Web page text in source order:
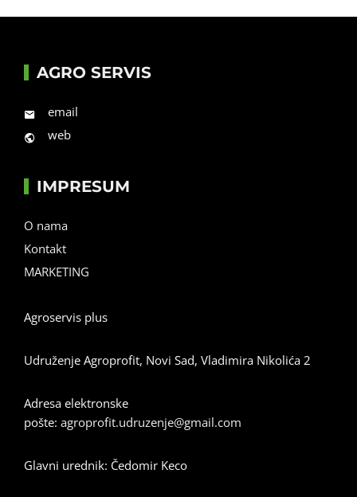
AGRO SERVIS
email
web
IMPRESUM
O nama
Kontakt
MARKETING
Agroservis plus
Udruženje Agroprofit, Novi Sad, Vladimira Nikolića 2
Adresa elektronske
pošte: agroprofit.udruzenje@gmail.com
Glavni urednik: Čedomir Keco